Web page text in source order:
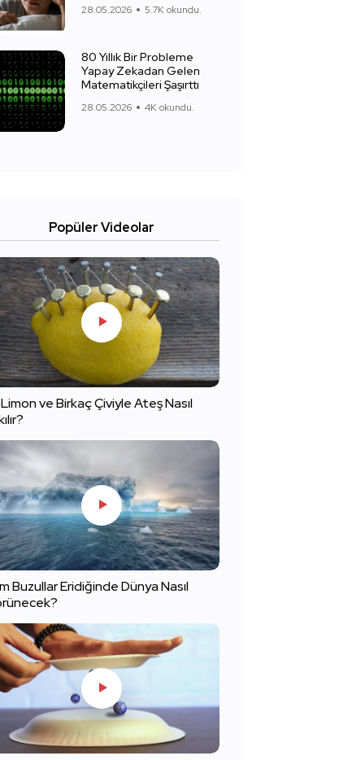
28.05.2026 5.7K okundu.
80 Yıllık Bir Probleme
Yapay Zekadan Gelen
Matematikçileri Şaşırttı
28.05.2026 4K okundu.
Popüler Videolar
ve Birkaç Çiviyle Ateş Nasıl
Buzullar Eridiğinde Dünya Nasıl